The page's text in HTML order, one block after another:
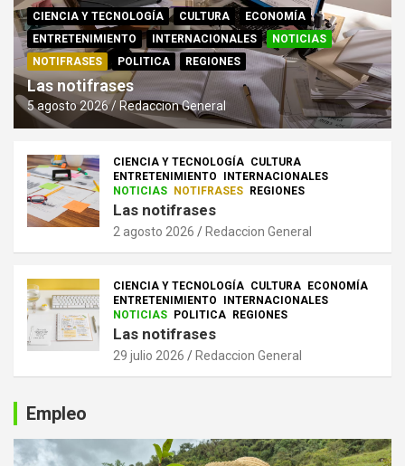
CIENCIA Y TECNOLOGÍA CULTURA
ECONOMÍA
ENTRETENIMIENTO
INTERNACIONALES
NOTICIAS
NOTIFRASES
POLITICA REGIONES
Las notifrases
5 agosto 2026 Redaccion General
CIENCIA Y TECNOLOGÍA CULTURA
ENTRETENIMIENTO
INTERNACIONALES
NOTICIAS
NOTIFRASES REGIONES
Las notifrases
2 agosto 2026 Redaccion General
CIENCIA Y TECNOLOGÍA CULTURA
ECONOMÍA
ENTRETENIMIENTO
INTERNACIONALES
NOTICIAS
POLITICA REGIONES
Las notifrases
29 julio 2026 Redaccion General
Empleo